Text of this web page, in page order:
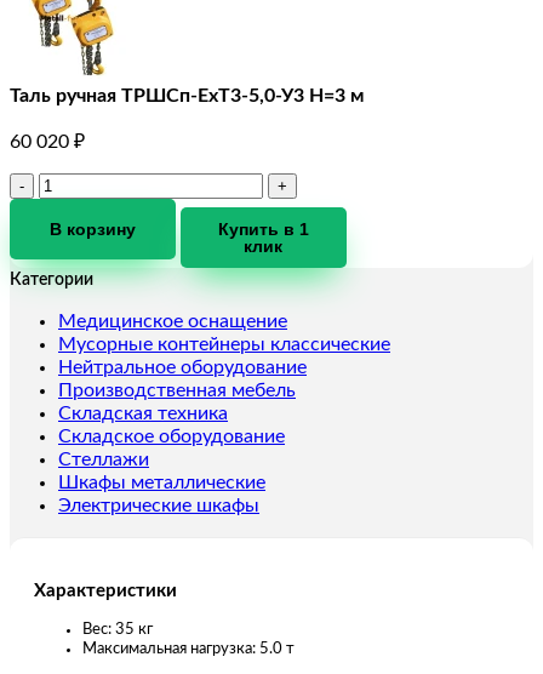
Таль ручная ТРШCп-ЕхТ3-5,0-У3 Н=3 м
60 020 ₽
Количество
Таль
ТРШCп-
5,0-
У3
Н=3
м
В корзину
Купить в 1
клик
Категории
Медицинское оснащение
Мусорные контейнеры классические
Нейтральное оборудование
Производственная мебель
Складская техника
Складское оборудование
Стеллажи
Шкафы металлические
Электрические шкафы
Характеристики
Вес: 35 кг
Максимальная нагрузка: 5.0 т